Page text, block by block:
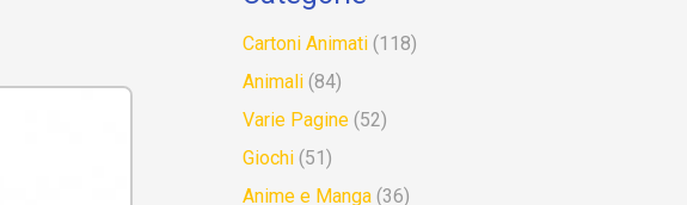
Cartoni Animati (118)
Animali (84)
Varie Pagine (52)
Giochi (51)
Anime e Manga (36)